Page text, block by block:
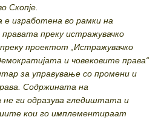
Скопје.
е изработена во рамки на
преку истражувачко
проектот „Истражувачко
и човековите права“
за управување со промени и
Содржината на
не ги одразува гледиштата и
кои го имплементираат